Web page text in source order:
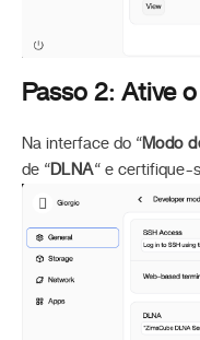
Passo 2: Ative
Na interface do “Modo
de “DLNA“ e certifique-